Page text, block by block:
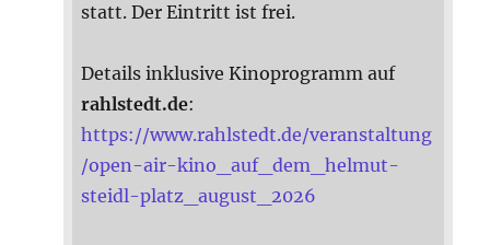
statt. Der Eintritt ist frei.
Details inklusive Kinoprogramm auf
rahlstedt.de:
https://www.rahlstedt.de/veranstaltung
/open-air-kino_auf_dem_helmut-
steidl-platz_august_2026